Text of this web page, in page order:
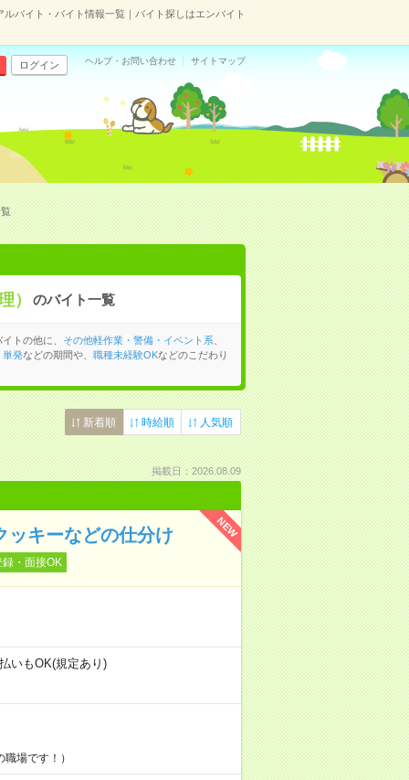
バイト・バイト情報一覧｜バイト探しはエンバイト
ログイン ヘルプ・お問い合わせ サイトマップ
） のバイト一覧
トの他に、 その他軽作業・警備・イベント系
単発などの期間や、 職種未経験OKなどのこだわり
新着順 時給順 人気順
掲載日：2026.08.09
NEW
ッキーなどの仕分け
・面接OK
いもOK(規定あり)
場です！）